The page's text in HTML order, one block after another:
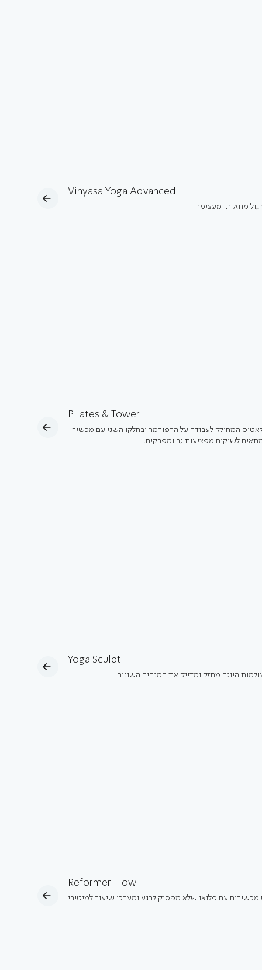
Vinyasa Yoga Advanced
מחזקת ומעצימה
Pilates & Tower
המחולק לעבודה על הרפורמר ובחלקו השני עם מכשיר
לשיקום מפציעות גב ומפרקים.
Yoga Sculpt
היוגה מחזק ומדייק את המנחים השונים.
Reformer Flow
מכשירים עם פלואו שלא מפסיק לרגע ומערכי שיעור למיטיבי